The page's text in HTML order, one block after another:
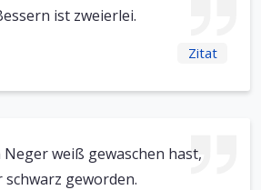
ist zweierlei.
Zitat
Neger weiß gewaschen hast,
schwarz geworden.